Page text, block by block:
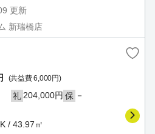
更新
新瑞橋店
(共益費 6,000円)
礼204,000円 保 －
/ 43.97㎡